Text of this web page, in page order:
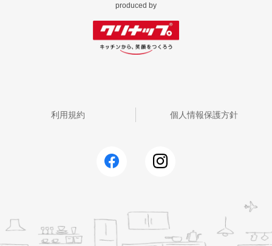
produced by
利用規約 個人情報保護方針